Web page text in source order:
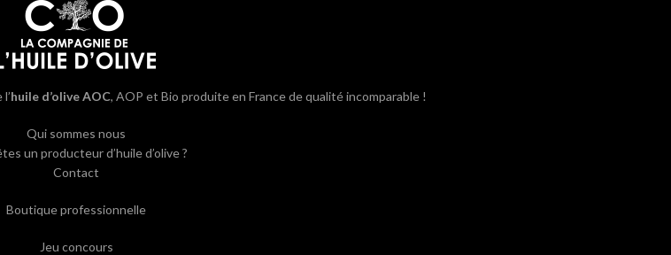
huile d’olive AOC, AOP et Bio produite en France de qualité incomparable !
Qui sommes nous
un producteur d’huile d’olive ?
Contact
Boutique professionnelle
Jeu concours